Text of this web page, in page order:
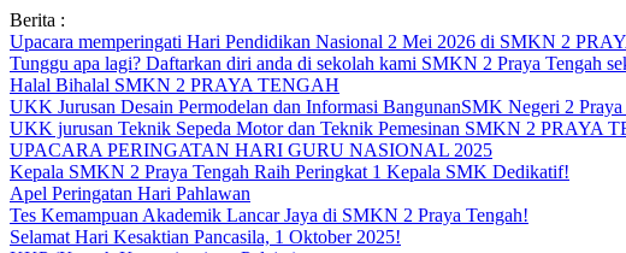
Skip
to
content
Berita :
Upacara memperingati Hari Pendidikan Nasional 2 Mei 2026 di SMKN 2
Tunggu apa lagi? Daftarkan diri anda di sekolah kami SMKN 2 Praya Tengah
Halal Bihalal SMKN 2 PRAYA TENGAH
UKK Jurusan Desain Permodelan dan Informasi BangunanSMK Negeri 2 Praya
UKK jurusan Teknik Sepeda Motor dan Teknik Pemesinan SMKN 2 PRAYA
UPACARA PERINGATAN HARI GURU NASIONAL 2025
Kepala SMKN 2 Praya Tengah Raih Peringkat 1 Kepala SMK Dedikatif!
Apel Peringatan Hari Pahlawan
Tes Kemampuan Akademik Lancar Jaya di SMKN 2 Praya Tengah!
Selamat Hari Kesaktian Pancasila, 1 Oktober 2025!